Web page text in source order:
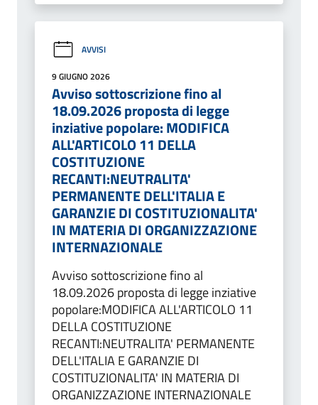
AVVISI
9 GIUGNO 2026
Avviso sottoscrizione fino al
18.09.2026 proposta di legge
inziative popolare: MODIFICA
ALL'ARTICOLO 11 DELLA
COSTITUZIONE
RECANTI:NEUTRALITA'
PERMANENTE DELL'ITALIA E
GARANZIE DI COSTITUZIONALITA'
IN MATERIA DI ORGANIZZAZIONE
INTERNAZIONALE
Avviso sottoscrizione fino al
18.09.2026 proposta di legge inziative
popolare:MODIFICA ALL'ARTICOLO 11
DELLA COSTITUZIONE
RECANTI:NEUTRALITA' PERMANENTE
DELL'ITALIA E GARANZIE DI
COSTITUZIONALITA' IN MATERIA DI
ORGANIZZAZIONE INTERNAZIONALE